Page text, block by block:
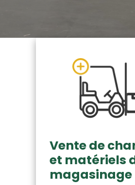
Vente de
et matériels
magasinage